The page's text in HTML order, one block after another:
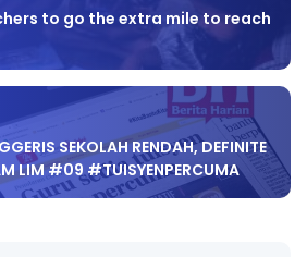
to go the extra mile to reach
SEKOLAH RENDAH, DEFINITE
LIM #09 #TUISYENPERCUMA